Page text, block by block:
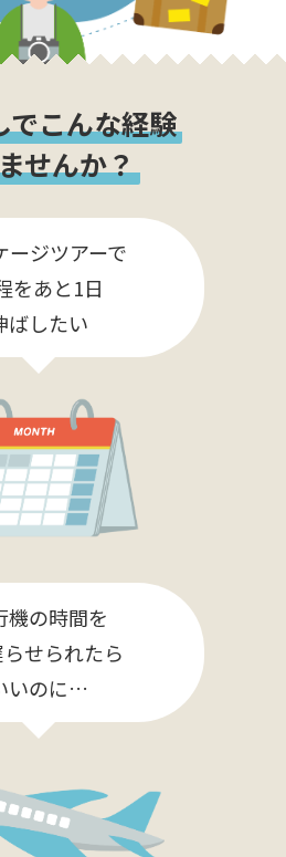
でこんな経験
せんか？
ージツアーで
をあと1日
ばしたい
機の時間を
せられたら
いのに…